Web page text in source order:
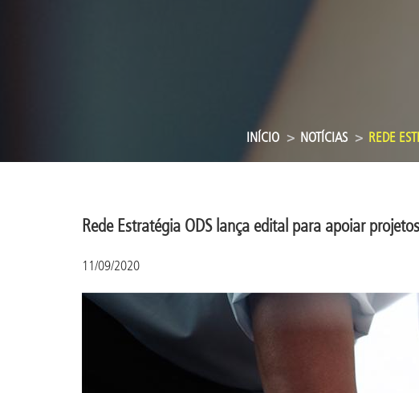
INÍCIO NOTÍCIAS REDE
Rede Estratégia ODS lança edital para apoiar
11/09/2020